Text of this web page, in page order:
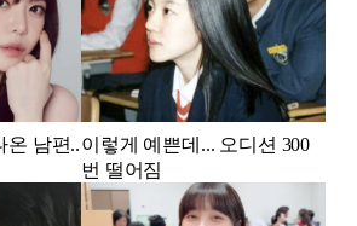
온 남편..이렇게 예쁜데... 오디션 300
번 떨어짐